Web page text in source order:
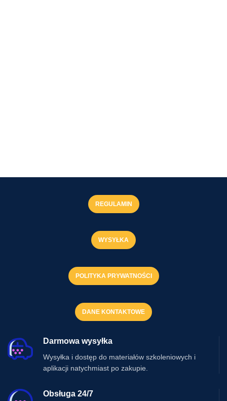
REGULAMIN
WYSYŁKA
POLITYKA PRYWATNOŚCI
DANE KONTAKTOWE
Darmowa wysyłka
Wysyłka i dostęp do materiałów szkoleniowych i
aplikacji natychmiast po zakupie.
Obsługa 24/7